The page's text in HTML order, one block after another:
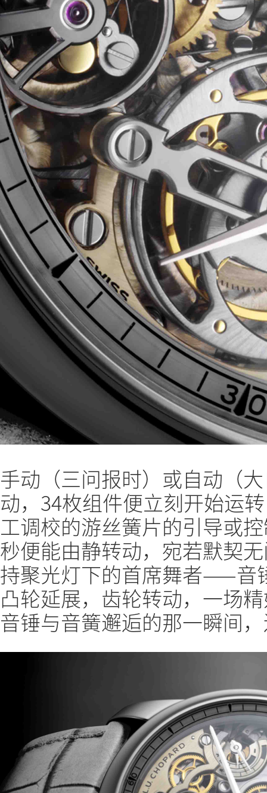
手动（三问报时）或自动（
动，34枚组件便立刻开始运
工调校的游丝簧片的引导或
秒便能由静转动，宛若默契
持聚光灯下的首席舞者——音
凸轮延展，齿轮转动，一场
音锤与音簧邂逅的那一瞬间